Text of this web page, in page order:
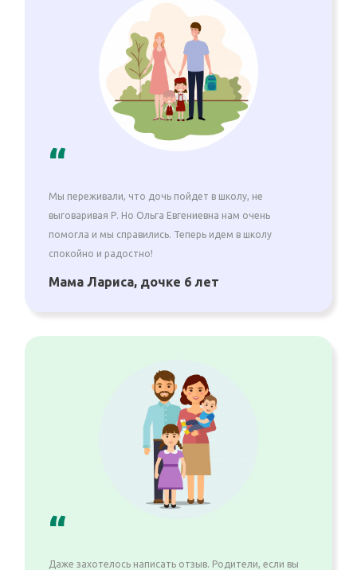
“
Мы переживали, что дочь пойдет в школу, не
выговаривая Р. Но Ольга Евгениевна нам очень
помогла и мы справились. Теперь идем в школу
спокойно и радостно!
Мама Лариса, дочке 6 лет
“
Даже захотелось написать отзыв. Родители, если вы